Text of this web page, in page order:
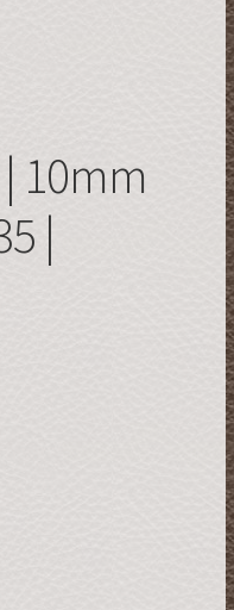
10mm
|